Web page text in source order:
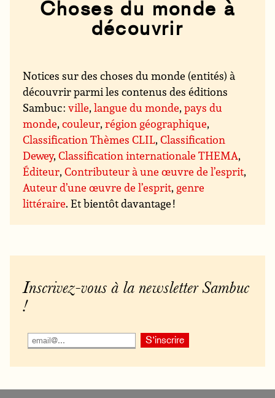
Choses du monde à
découvrir
Notices sur des choses du monde (entités) à
découvrir parmi les contenus des éditions
Sambuc :ville,langue du monde,pays du
monde,couleur,région géographique,
Classification Thèmes CLIL,Classification
Dewey,Classification internationale THEMA,
Éditeur,Contributeur à une œuvre de l’esprit,
Auteur d’une œuvre de l’esprit, genre
littéraire. Et bientôt davantage !
Inscrivez-vous à la newsletter Sambuc
!